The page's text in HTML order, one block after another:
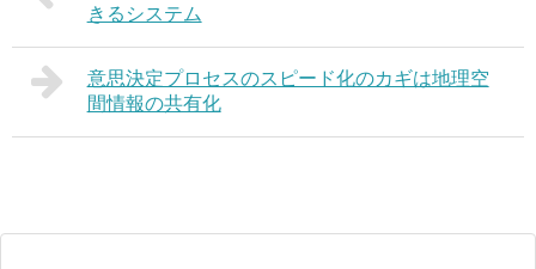
きるシステム
意思決定プロセスのスピード化のカギは地理空
間情報の共有化